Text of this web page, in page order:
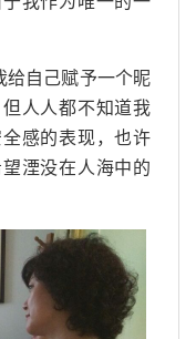
给自己赋予一个昵
人人都不知道我
感的表现，也许
湮没在人海中的